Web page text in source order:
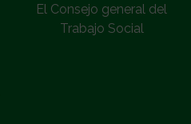
El Consejo general del
Trabajo Social